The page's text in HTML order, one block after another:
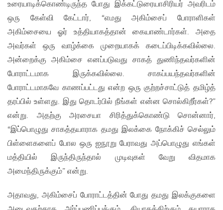
உரையாடிக்கொண்டிருந்த போது இக்கட்டுரையாசிரியர் அவரிடம்
ஒரு கேள்வி கேட்டார், “எமது அகிம்சைப் போராளிகள்
அகிம்சையை ஓர் உத்தியாகத்தான் கையாண்டார்கள். அதை
அவர்கள் ஒரு வாழ்க்கை முறையாகக் கடைப்பிடிக்கவில்லை.
அன்றைக்கு அகிம்சை எனப்படுவது சாகத் துணிந்தவர்களின்
போராட்டமாக இருக்கவில்லை. சாகப்பயந்தவர்களின்
போராட்டமாகவே காணப்பட்டது என்ற ஒரு குற்றச்சாட்டுத் தமிழ்த்
தரப்பில் உள்ளது. இது தொடர்பில் நீங்கள் என்ன சொல்கிறீர்கள்?”
என்று. அதற்கு அரசையா சிரித்துக்கொண்டு சொன்னார்,
“இப்பொழுது சாகத்தயாராக தமது இலக்கை நோக்கிச் செல்லும்
பிள்ளைகளைப் போல ஒரு ஐநூறு பேராவது அப்பொழுது எங்கள்
மத்தியில் இருந்திருந்தால் முடிவுகள் வேறு விதமாக
அமைந்திருக்கும்” என்று.
அதாவது, அகிம்சைப் போராட்டத்தின் போது தமது இலக்குகளை